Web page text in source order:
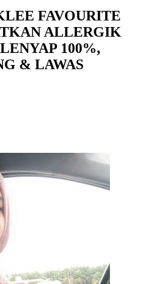
FAVOURITE
ALLERGIK
100%,
& LAWAS